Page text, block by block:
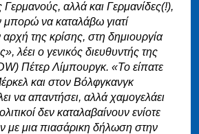
Γερμανούς, αλλά και Γερμανίδες(!),
μπορώ να καταλάβω γιατί
αρχή της κρίσης, στη δημιουργία
λέει ο γενικός διευθυντής της
Πέτερ Λίμπουργκ. «Το είπατε
και στον Βόλφγκανγκ
να απαντήσει, αλλά χαμογελάει
δεν καταλαβαίνουν ενίοτε
με μια πιασάρικη δήλωση στην